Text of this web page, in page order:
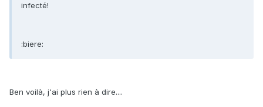
infecté!
:biere:
Ben voilà, j'ai plus rien à dire....